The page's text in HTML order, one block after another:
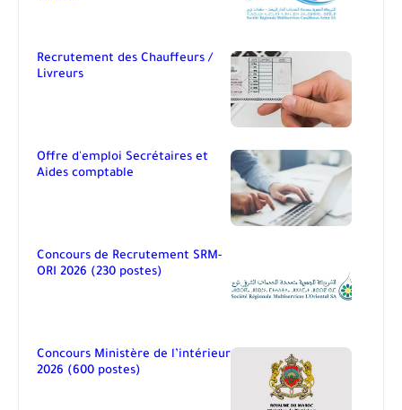
Recrutement des Chauffeurs /
Livreurs
Offre d'emploi Secrétaires et
Aides comptable
Concours de Recrutement SRM-
ORI 2026 (230 postes)
Concours Ministère de l’intérieur
2026 (600 postes)